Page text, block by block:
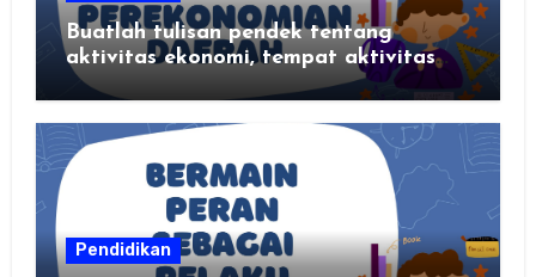
Buatlah tulisan pendek tentang
aktivitas ekonomi, tempat aktivitas
ekonomi, dan hasil produksi daerah
kalian
Pendidikan